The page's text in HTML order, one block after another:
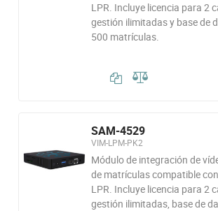
LPR. Incluye licencia para 2
gestión ilimitadas y base de
500 matrículas.
SAM-4529
VIM-LPM-PK2
Módulo de integración de
de matrículas compatible
LPR. Incluye licencia para 2
gestión ilimitadas, base de